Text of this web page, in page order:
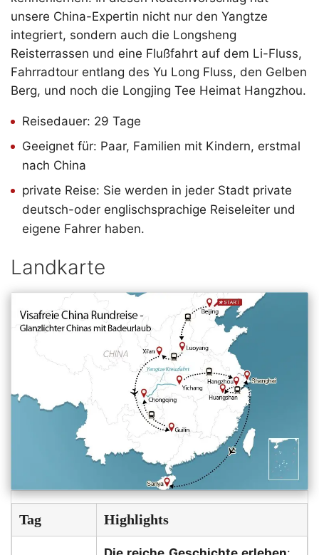
unsere China-Expertin nicht nur den Yangtze
integriert, sondern auch die Longsheng
Reisterrassen und eine Flußfahrt auf dem Li-Fluss,
Fahrradtour entlang des Yu Long Fluss, den Gelben
Berg, und noch die Longjing Tee Heimat Hangzhou.
Reisedauer: 29 Tage
Geeignet für: Paar, Familien mit Kindern, erstmal
nach China
private Reise: Sie werden in jeder Stadt private
deutsch-oder englischsprachige Reiseleiter und
eigene Fahrer haben.
Landkarte
Tag Highlights